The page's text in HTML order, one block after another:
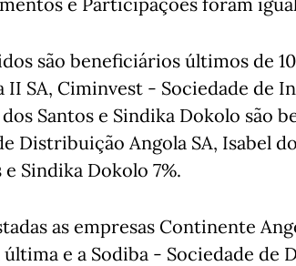
são beneficiários últimos de
II SA, Ciminvest - Sociedade de
Santos e Sindika Dokolo são
Distribuição Angola SA, Isabel
Sindika Dokolo 7%.
as empresas Continente
e a Sodiba - Sociedade de